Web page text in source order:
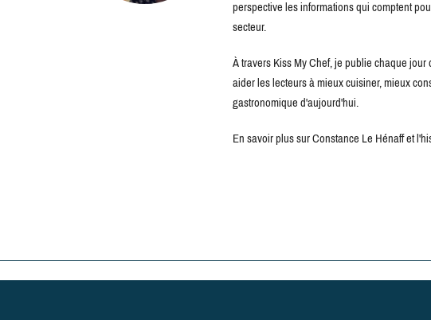
perspective les informations qui comptent
secteur.
À travers Kiss My Chef, je publie chaque
aider les lecteurs à mieux cuisiner, mieux
gastronomique d'aujourd'hui.
En savoir plus sur Constance Le Hénaff et